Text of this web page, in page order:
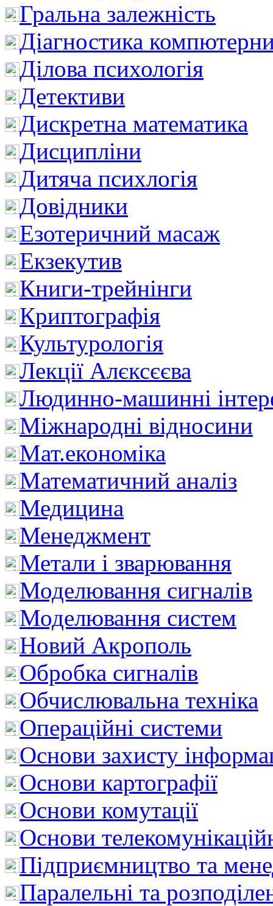
Гральна залежність
Діагностика
Ділова психологія
Детективи
Дискретна математика
Дисципліни
Дитяча психлогія
Довідники
Езотеричний масаж
Екзекутив
Книги-трейнінги
Криптографія
Культурологія
Лекції Алєксєєва
Людинно-машинні
Міжнародні відносини
Мат.економіка
Математичний аналіз
Медицина
Менеджмент
Метали і зварювання
Моделювання сигналів
Моделювання систем
Новий Акрополь
Обробка сигналів
Обчислювальна техніка
Операційні системи
Основи захисту
Основи картографії
Основи комутації
Основи
Підприємництво та
Паралельні та